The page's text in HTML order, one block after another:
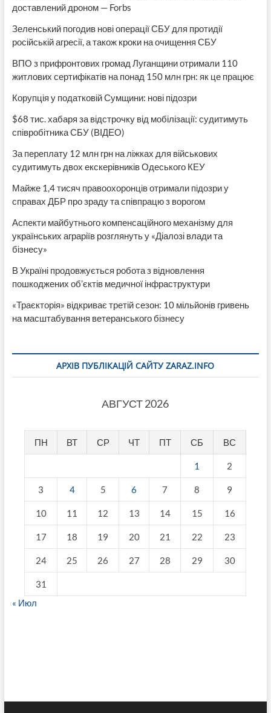
доставлений дроном — Forbs
Зеленський погодив нові операції СБУ для протидії
російській агресії, а також кроки на очищення СБУ
ВПО з прифронтових громад Луганщини отримали 110
житлових сертифікатів на понад 150 млн грн: як це працює
Корупція у податковій Сумщини: нові підозри
$68 тис. хабаря за відстрочку від мобілізації: судитимуть
співробітника СБУ (ВІДЕО)
За переплату 12 млн грн на ліжках для військових
судитимуть двох екскерівників Одеського КЕУ
Майже 1,4 тисяч правоохоронців отримали підозри у
справах ДБР про зраду та співпрацю з ворогом
Аспекти майбутнього компенсаційного механізму для
українських аграріїв розглянуть у «Діалозі влади та
бізнесу»
В Україні продовжується робота з відновлення
пошкоджених об’єктів медичної інфраструктури
«Траєкторія» відкриває третій сезон: 10 мільйонів гривень
на масштабування ветеранського бізнесу
АРХІВ ПУБЛІКАЦІЙ САЙТУ ZARAZ.INFO
АВГУСТ 2026
ПН ВТ СР ЧТ ПТ СБ ВС
1 2
3 4 5 6 7 8 9
10 11 12 13 14 15 16
17 18 19 20 21 22 23
24 25 26 27 28 29 30
31
« Июл